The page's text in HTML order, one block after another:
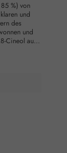
%) von
und
des
und
Cineol aus,
klärende